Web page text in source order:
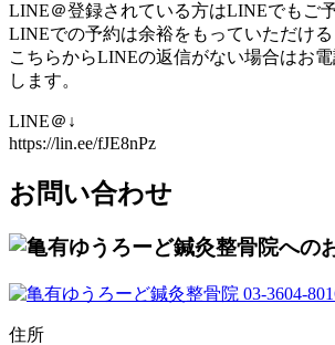
LINE＠登録されている方はLINEでもご
LINEでの予約は余裕をもっていただける
こちらからLINEの返信がない場合はお
します。
LINE＠↓
https://lin.ee/fJE8nPz
お問い合わせ
住所